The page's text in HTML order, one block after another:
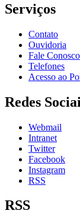
Serviços
Contato
Ouvidoria
Fale Conosco
Telefones
Acesso ao
Redes
Webmail
Intranet
Twitter
Facebook
Instagram
RSS
RSS